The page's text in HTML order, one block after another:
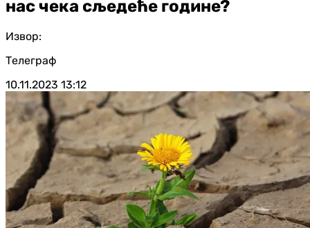
нас чека сљедеће године?
Извор:
Телеграф
10.11.2023 13:12